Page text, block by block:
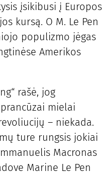
įsikibusi į Europos
kursą. O M. Le Pen
populizmo jėgas
Amerikos
rašė, jog
mielai
– niekada.
ture rungsis jokiai
Macronas
Marine Le Pen